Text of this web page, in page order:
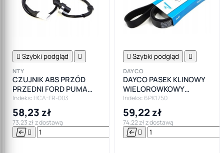
 Szybki podgląd 
NTY
CZUJNIK ABS PRZÓD
PRZEDNI FORD PUMA
FIESTA MK4 IV
Indeks: HCA-FR-003
58,23 zł
73,23 zł z dostawą
  

 Szybki podgląd 
DAYCO
DAYCO PASEK KLINOWY
WIELOROWKOWY
OSPRZĘTU 6PK1750
Indeks: 6PK1750
59,22 zł
74,22 zł z dostawą
 